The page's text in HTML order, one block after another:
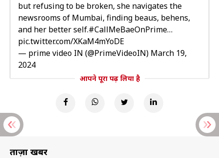
but refusing to be broken, she navigates the
newsrooms of Mumbai, finding beaus, behens,
and her better self.#CallMeBaeOnPrime…
pic.twitter.com/XKaM4mYoDE
— prime video IN (@PrimeVideoIN) March 19,
2024
आपने पूरा पढ़ लिया है
ताज़ा खबरें